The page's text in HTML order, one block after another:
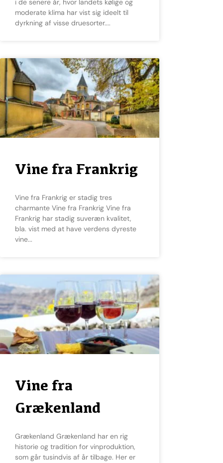
i de senere år, hvor landets kølige og
moderate klima har vist sig ideelt til
dyrkning af visse druesorter.
Vine fra Frankrig
Vine fra Frankrig er stadig tres
charmante Vine fra Frankrig Vine fra
Frankrig har stadig suveræn kvalitet,
bla. vist med at have verdens dyreste
vine
Vine fra
Grækenland
Grækenland Grækenland har en rig
historie og tradition for vinproduktion,
som går tusindvis af år tilbage. Her er